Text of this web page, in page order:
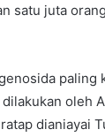
satu juta
paling
oleh
dianiayai